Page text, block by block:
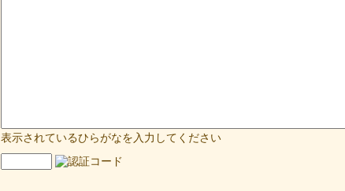
表示されているひらがなを入力してください